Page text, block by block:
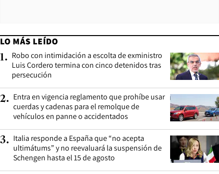
LO MÁS LEÍDO
1. Robo con intimidación a escolta de exministro
Luis Cordero termina con cinco detenidos tras
persecución
2. Entra en vigencia reglamento que prohíbe usar
cuerdas y cadenas para el remolque de
vehículos en panne o accidentados
3. Italia responde a España que “no acepta
ultimátums” y no reevaluará la suspensión de
Schengen hasta el 15 de agosto